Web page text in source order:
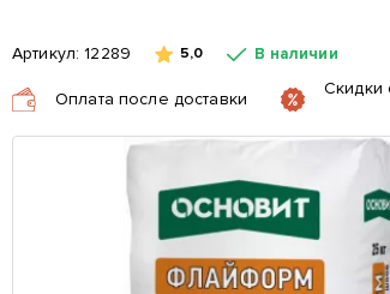
Артикул:12289 5,0 В наличии
Оплата после доставки
Скидки